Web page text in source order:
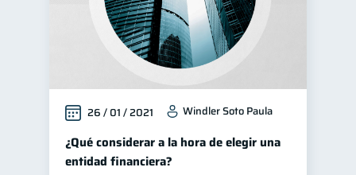
26 / 01 / 2021 Windler Soto Paula
¿Qué considerar a la hora de elegir una
entidad financiera?